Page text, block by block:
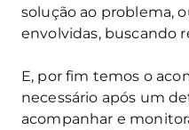
solução ao problema,
envolvidas, buscando
E, por fim temos o
necessário após um
acompanhar e